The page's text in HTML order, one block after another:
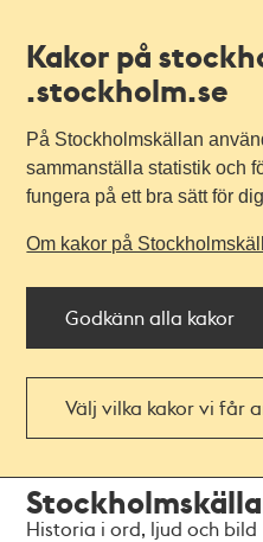
Kakor på
.stockholm.se
På Stockholmskällan
sammanställa statistik och
fungera på ett bra sätt för
Om kakor på
Godkänn alla kakor
Välj vilka kakor vi får
navigationen
huvudinnehållet
Historia i ord, ljud och bild